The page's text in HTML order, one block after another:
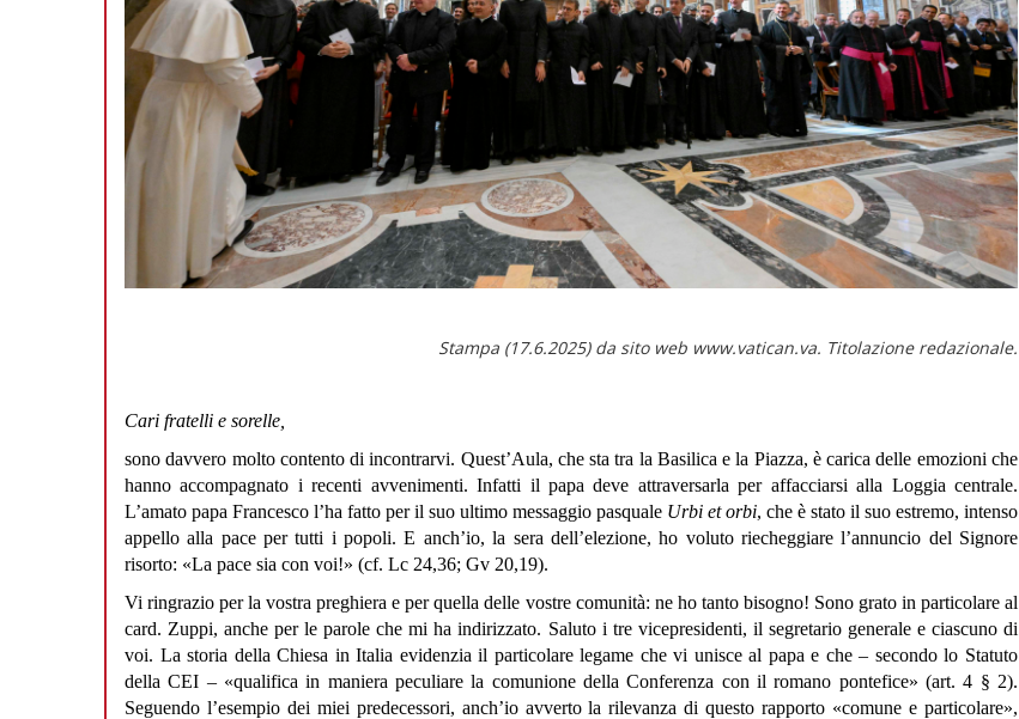
Stampa (17.6.2025) da sito web www.vatican.va. Titolazione redazionale.
Cari fratelli e sorelle,
sono davvero molto contento di incontrarvi. Quest’Aula, che sta tra la Basilica e la Piazza, è carica delle emozioni che
hanno accompagnato i recenti avvenimenti. Infatti il papa deve attraversarla per affacciarsi alla Loggia centrale.
L’amato papa Francesco l’ha fatto per il suo ultimo messaggio pasquale Urbi et orbi, che è stato il suo estremo, intenso
appello alla pace per tutti i popoli. E anch’io, la sera dell’elezione, ho voluto riecheggiare l’annuncio del Signore
risorto: «La pace sia con voi!» (cf. Lc 24,36; Gv 20,19).
Vi ringrazio per la vostra preghiera e per quella delle vostre comunità: ne ho tanto bisogno! Sono grato in particolare al
card. Zuppi, anche per le parole che mi ha indirizzato. Saluto i tre vicepresidenti, il segretario generale e ciascuno di
voi. La storia della Chiesa in Italia evidenzia il particolare legame che vi unisce al papa e che – secondo lo Statuto
della CEI – «qualifica in maniera peculiare la comunione della Conferenza con il romano pontefice» (art. 4 § 2).
Seguendo l’esempio dei miei predecessori, anch’io avverto la rilevanza di questo rapporto «comune e particolare»,